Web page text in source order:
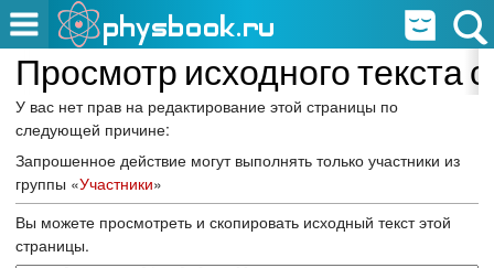
Просмотр исходного текста
У вас нет прав на редактирование этой страницы по
следующей причине:
Запрошенное действие могут выполнять только участники из
группы «Участники»
Вы можете просмотреть и скопировать исходный текст этой
страницы.